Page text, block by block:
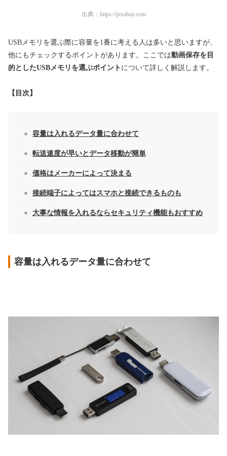
出典： https://pixabay.com
USBメモリを選ぶ際に容量を1番に考える人は多いと思いますが、
他にもチェックするポイントがあります。ここでは動画保存を目
的としたUSBメモリを選ぶポイント について詳しく解説します。
【目次】
容量は入れるデータ量に合わせて
転送速度が早いとデータ移動が簡単
価格はメーカーによって決まる
接続端子によってはスマホと接続できるものも
大事な情報を入れるならセキュリティ機能もおすすめ
容量は入れるデータ量に合わせて